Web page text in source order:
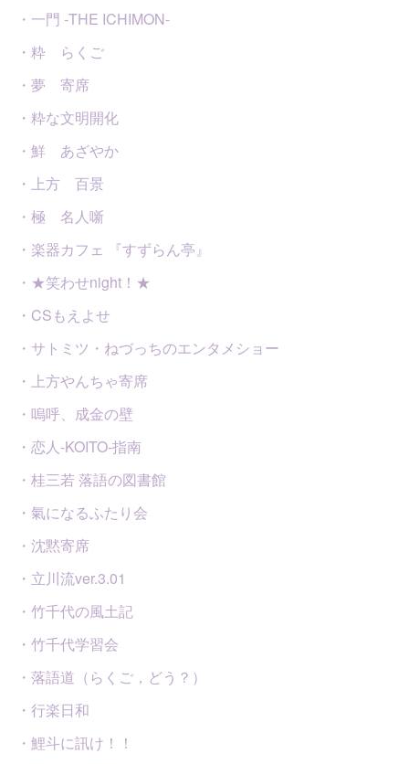
・一門 -THE ICHIMON-
・粋 らくご
・夢 寄席
・粋な文明開化
・鮮 あざやか
・上方 百景
・極 名人噺
・楽器カフェ 『すずらん亭』
・★笑わせnight！★
・CSもえよせ
・サトミツ・ねづっちのエンタメショー
・上方やんちゃ寄席
・嗚呼、成金の壁
・恋人-KOITO-指南
・桂三若 落語の図書館
・氣になるふたり会
・沈黙寄席
・立川流ver.3.01
・竹千代の風土記
・竹千代学習会
・落語道（らくご，どう？）
・行楽日和
・鯉斗に訊け！！